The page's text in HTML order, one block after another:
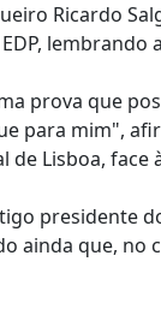
Ricardo
lembrando
prova que
para mim",
de Lisboa,
presidente
ainda que, no